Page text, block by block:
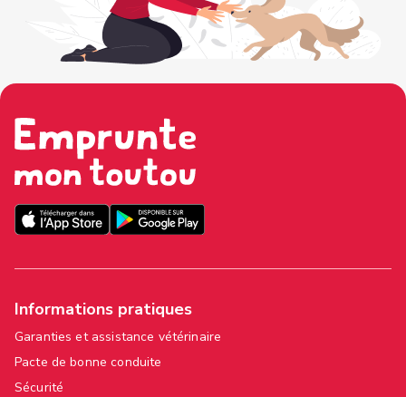
Informations pratiques
Garanties et assistance vétérinaire
Pacte de bonne conduite
Sécurité